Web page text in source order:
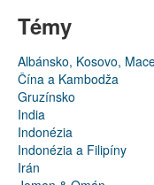
Témy
Albánsko, Kosovo,
Čína a Kambodža
Gruzínsko
India
Indonézia
Indonézia a Filipíny
Irán